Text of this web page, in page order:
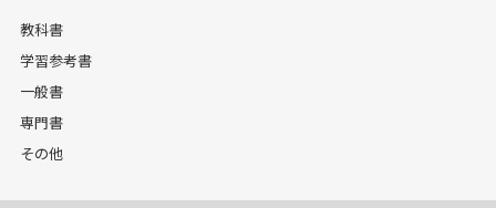
教科書
学習参考書
一般書
専門書
その他